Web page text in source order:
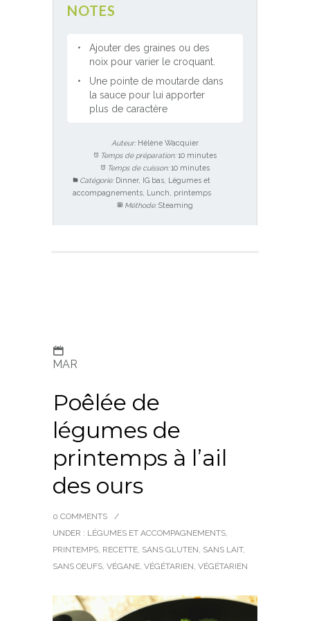
NOTES
Ajouter des graines ou des
noix pour varier le croquant.
Une pointe de moutarde dans
la sauce pour lui apporter
plus de caractère
Auteur: Hélène Wacquier
Temps de préparation: 10 minutes
Temps de cuisson: 10 minutes
Catégorie: Dinner, IG bas, Légumes et
accompagnements, Lunch, printemps
Méthode: Steaming
MAR
Poêlée de
légumes de
printemps à l’ail
des ours
0 COMMENTS
/
UNDER : LÉGUMES ET ACCOMPAGNEMENTS,
PRINTEMPS, RECETTE, SANS GLUTEN, SANS LAIT,
SANS OEUFS, VÉGANE, VÉGÉTARIEN, VÉGÉTARIEN